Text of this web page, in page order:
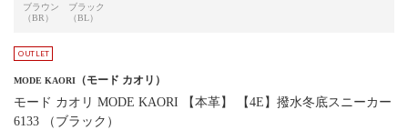
ブラウン
（BR）
ブラック
（BL）
MODE KAORI （モード カオリ）
モード カオリ MODE KAORI 【本革】 【4E】撥水冬底スニーカー
6133 （ブラック）